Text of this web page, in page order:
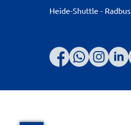
Heide-Shuttle - Radbus